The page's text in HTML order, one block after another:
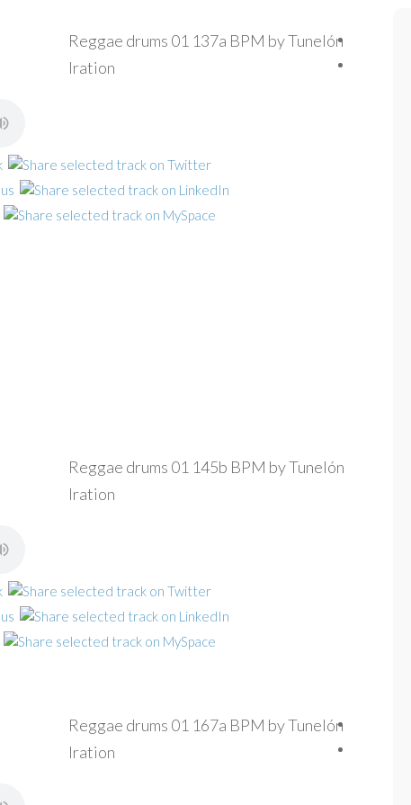
Reggae drums 01 137a BPM by Tunelón
Iration
Reggae drums 01 145b BPM by Tunelón
Iration
Reggae drums 01 167a BPM by Tunelón
Iration